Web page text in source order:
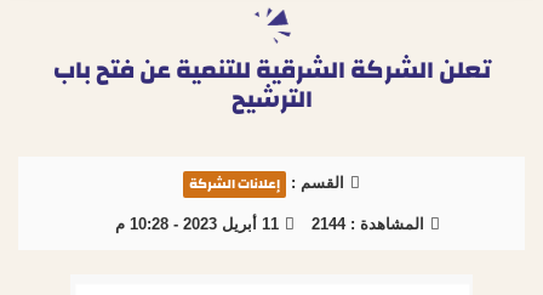
تعلن الشركة الشرقية للتنمية عن فتح باب
الترشيح
القسم : إعلانات الشركة
المشاهدة :2144 11 أبريل 2023 - 10:28 م